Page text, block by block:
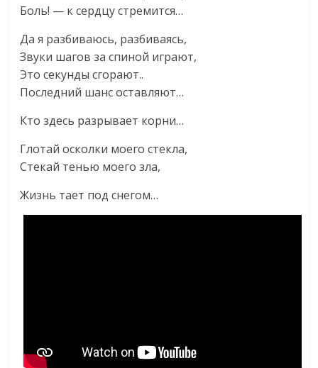
Боль! — к сердцу стремится…
Да я разбиваюсь, разбиваясь,
Звуки шагов за спиной играют,
Это секунды сгорают..
Последний шанс оставляют…
Кто здесь разрывает корни…
Глотай осколки моего стекла,
Стекай тенью моего зла,
Жизнь тает под снегом…